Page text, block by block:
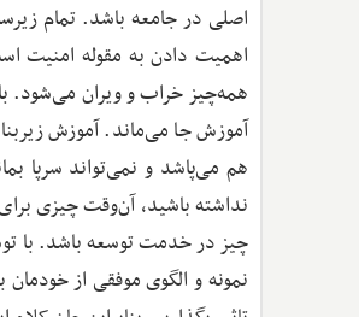
اصلی در جامعه باشد. تمام
اهمیت دادن به مقوله امنیت
همه‌چیز خراب و ویران می‌شود.
آموزش جا می‌ماند. آموزش
هم می‌پاشد و نمی‌تواند سرپا
نداشته باشید، آن‌وقت چیزی
چیز در خدمت توسعه باشد. با
نمونه و الگوی موفقی از